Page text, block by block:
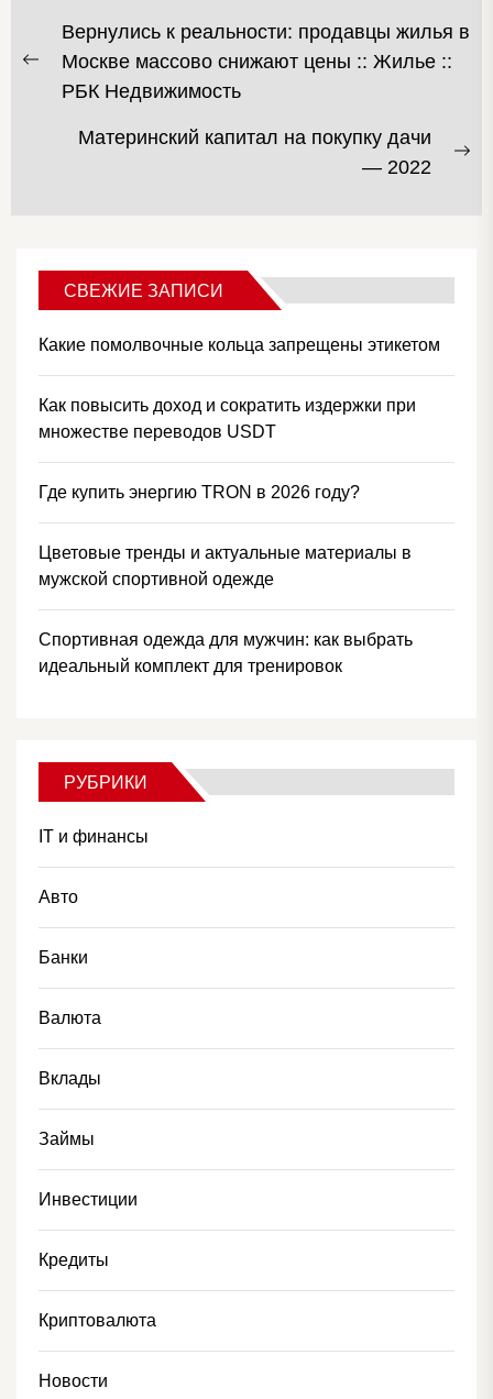
НАВИГАЦИЯ
ПО
ЗАПИСЯМ
Предыдущая
запись:
Вернулись к реальности: продавцы жилья в
Москве массово снижают цены :: Жилье ::
РБК Недвижимость
Материнский капитал на покупку дачи
— 2022
СВЕЖИЕ ЗАПИСИ
Какие помолвочные кольца запрещены этикетом
Как повысить доход и сократить издержки при
множестве переводов USDT
Где купить энергию TRON в 2026 году?
Цветовые тренды и актуальные материалы в
мужской спортивной одежде
Спортивная одежда для мужчин: как выбрать
идеальный комплект для тренировок
РУБРИКИ
IT и финансы
Авто
Банки
Валюта
Вклады
Займы
Инвестиции
Кредиты
Криптовалюта
Новости